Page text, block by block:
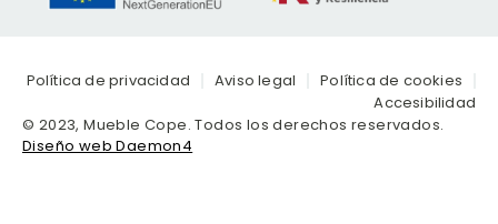
© 2023, Mueble Cope. Todos los derechos reservados.
Diseño web Daemon4
Política de privacidad Aviso legal
Política de cookies
Accesibilidad